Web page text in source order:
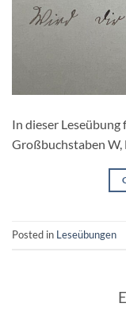
In dieser
Großbuchstaben W,
Posted in Leseübungen